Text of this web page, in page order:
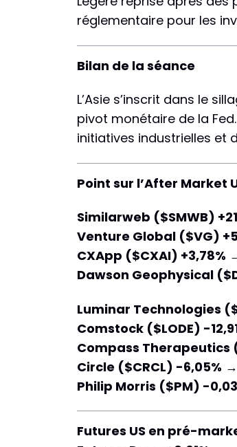
réglementaire pour les
Bilan de la séance
L’Asie s’inscrit dans le
pivot monétaire de la
initiatives industrielles et
Point sur l’After Market
Similarweb ($SMWB)
Venture Global ($VG)
CXApp ($CXAI) +3,78%
Dawson Geophysical
Luminar Technologies
Comstock ($LODE) -
Compass Therapeutics
Circle ($CRCL) -6,05%
Philip Morris ($PM) -
Futures US en pré-